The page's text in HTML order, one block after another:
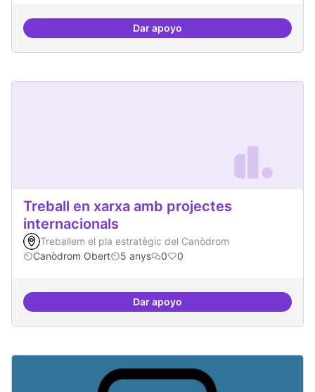
Dar apoyoCultura digital i tradicional
Treball en xarxa amb projectes
internacionals
Treballem el pla estratègic del Canòdrom
Canòdrom Obert
5 anys 0 0
Dar apoyoTreball en xarxa amb projectes